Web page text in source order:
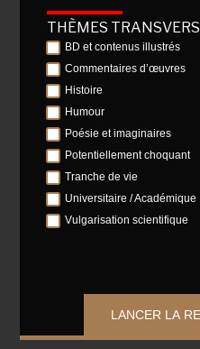
THÈMES
BD et contenus illustrés
Commentaires d’œuvres
Histoire
Humour
Poésie et imaginaires
Potentiellement choquant
Tranche de vie
Universitaire / Académique
Vulgarisation scientifique
LANCER LA